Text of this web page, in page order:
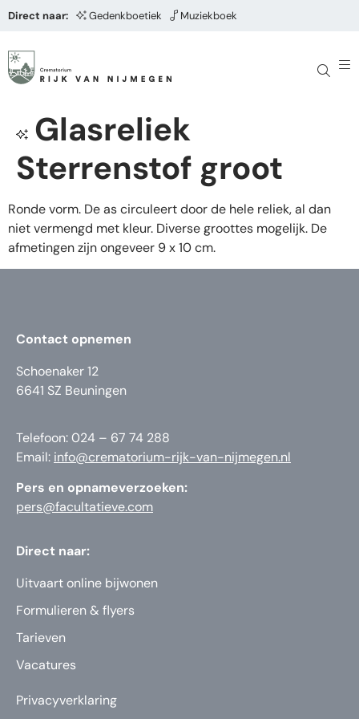
Direct naar: Gedenkboetiek Muziekboek
Glasreliek
Sterrenstof groot
Ronde vorm. De as circuleert door de hele reliek, al dan
niet vermengd met kleur. Diverse groottes mogelijk. De
afmetingen zijn ongeveer 9 x 10 cm.
Contact opnemen
Schoenaker 12
6641 SZ Beuningen
Telefoon: 024 – 67 74 288
Email: info@crematorium-rijk-van-nijmegen.nl
Pers en opnameverzoeken:
pers@facultatieve.com
Direct naar:
Uitvaart online bijwonen
Formulieren & flyers
Tarieven
Vacatures
Privacyverklaring